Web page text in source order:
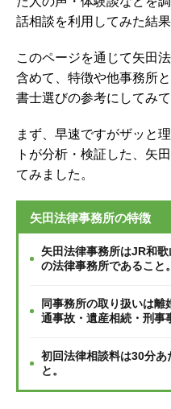
話相談を利用してみた結
このページを通じて矢田
含めて、特徴や他事務所
書士選びの参考にしてみて
まず、早速ですがザッと
トが分析・検証した、矢
てみました。
矢田法律事務所の特徴
矢田法律事務所はJR和
の法律事務所であること。
同事務所の取り扱いは
通事故・遺産相続・刑事
初回法律相談料は30分あ
と。